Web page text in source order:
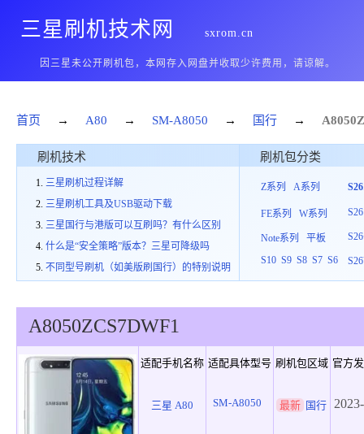
三星刷机技术网 sxrom.cn
因三星未公开刷机包，本网存入网盘并收取少许费用，请谅解。
首页 → A80 → SM-A8050 → 国行 → A8050
刷机技术
三星刷机过程详解
三星刷机工具及USB驱动下载
三星国行与港版可以互刷吗？有什么区别
什么是“安全策略”版本？三星可降级吗
不同型号刷机（如美版刷国行）的特别说明
刷机包分类
Z系列 A系列
FE系列 W系列
Note系列
平板
S10 S9 S8 S7 S6
S26
A8050ZCS7DWF1
适配手机名称 适配具体型号 刷机包区域 官方
三星 A80 SM-A8050 最新 国行